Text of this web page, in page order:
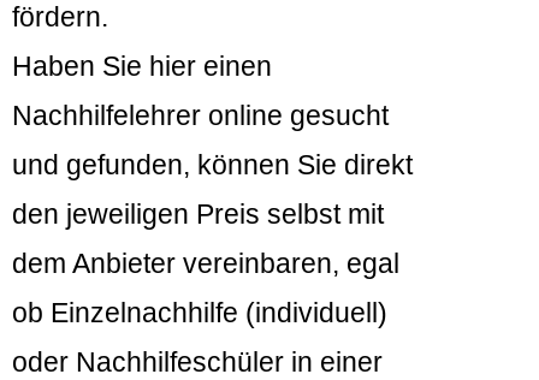
fördern.
Haben Sie hier einen
Nachhilfelehrer online gesucht
und gefunden, können Sie direkt
den jeweiligen Preis selbst mit
dem Anbieter vereinbaren, egal
ob Einzelnachhilfe (individuell)
oder Nachhilfeschüler in einer